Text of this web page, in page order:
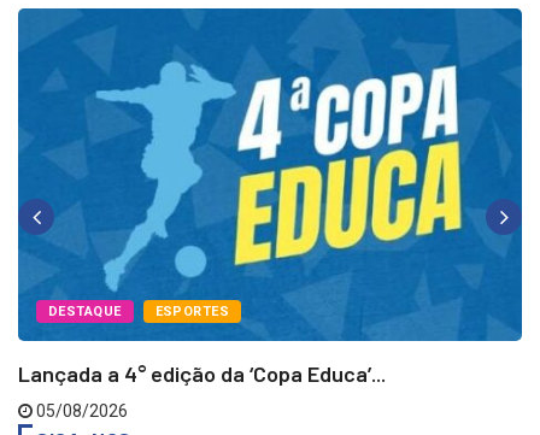
DESTAQUE ESPORTES
Lançada a 4° edição da ‘Copa Educa’...
05/08/2026